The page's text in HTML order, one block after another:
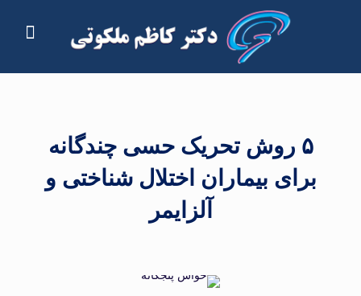
۵ روش تحریک حسی چندگانه
برای بیماران اختلال شناختی و
آلزایمر